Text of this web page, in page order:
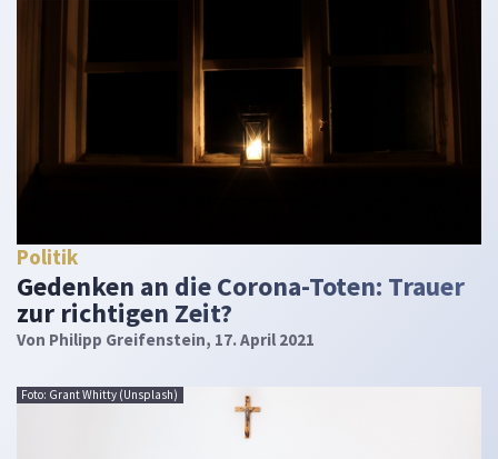
Politik
Gedenken an die Corona-Toten: Trauer
zur richtigen Zeit?
Von Philipp Greifenstein, 17. April 2021
Foto: Grant Whitty (Unsplash)